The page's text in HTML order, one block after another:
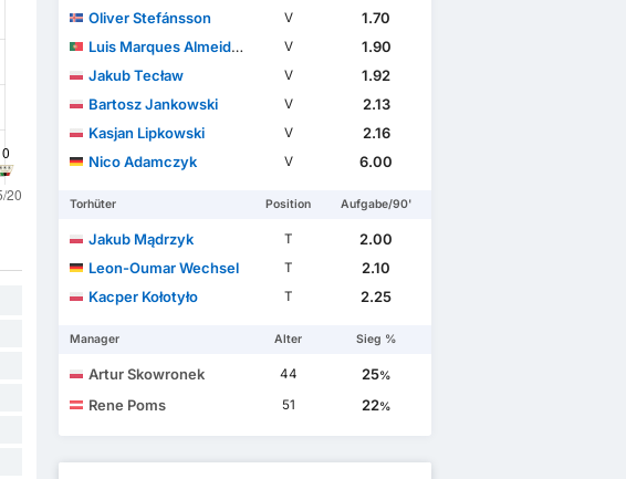
Oliver Stefánsson
V
1.70
Luis Marques Almeida Vieira Silva
V
1.90
Jakub Tecław
V
1.92
Bartosz Jankowski
V
2.13
Kasjan Lipkowski
V
2.16
Nico Adamczyk
V 6.00
Torhüter Position Aufgabe/90'
Jakub Mądrzyk T
2.00
Leon-Oumar Wechsel
T
2.10
Kacper Kołotyło
T 2.25
Manager Alter Sieg %
Artur Skowronek 44 25%
Rene Poms 51 22%